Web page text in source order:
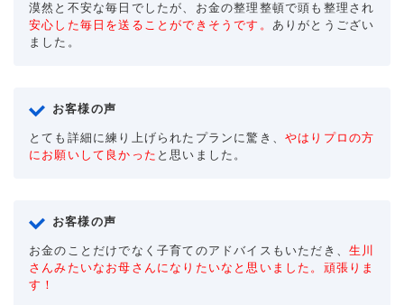
漠然と不安な毎日でしたが、お金の整理整頓で頭も整理され
安心した毎日を送ることができそうです。 ありがとうござい
ました。
お客様の声
とても詳細に練り上げられたプランに驚き、 やはりプロの方
にお願いして良かった と思いました。
お客様の声
お金のことだけでなく子育てのアドバイスもいただき、 生川
さんみたいなお母さんになりたいなと思いました。頑張りま
す！